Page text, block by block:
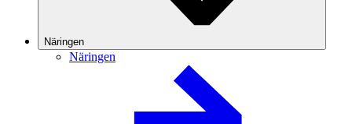
Näringen
Näringen